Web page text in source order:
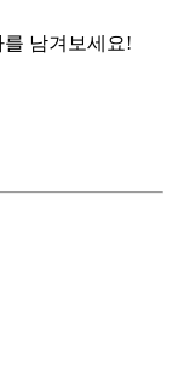
를 남겨보세요!